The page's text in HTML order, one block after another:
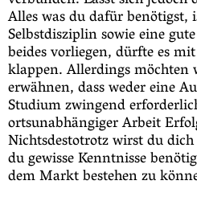
Alles was du dafür benötigst,
Selbstdisziplin sowie eine
beides vorliegen, dürfte es
klappen. Allerdings möchten
erwähnen, dass weder eine
Studium zwingend
ortsunabhängiger Arbeit
Nichtsdestotrotz wirst du
du gewisse Kenntnisse
dem Markt bestehen zu